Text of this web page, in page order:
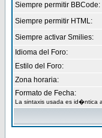
Siempre permitir BBCode:
Siempre permitir HTML:
Siempre activar Smilies:
Idioma del Foro:
Estilo del Foro:
Zona horaria:
Formato de Fecha:
La sintaxis usada es id�ntica